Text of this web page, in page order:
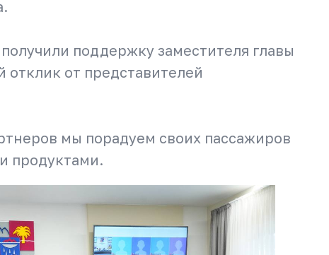
поддержку заместителя главы
от представителей
мы порадуем своих пассажиров
продуктами.